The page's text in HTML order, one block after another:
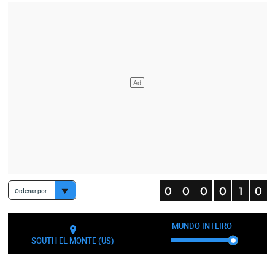
Ordenar por
SOUTH EL MONTE (US)
MUNDO INTEIRO